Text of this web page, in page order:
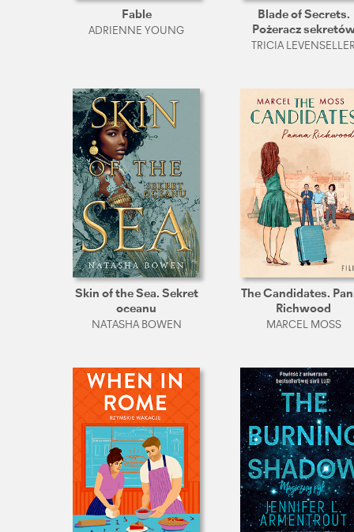
Fable
ADRIENNE YOUNG
Blade of Secrets.
Pożeracz
TRICIA
Skin of the Sea. Sekret
oceanu
NATASHA BOWEN
The Candidates.
Richwood
MARCEL MOSS